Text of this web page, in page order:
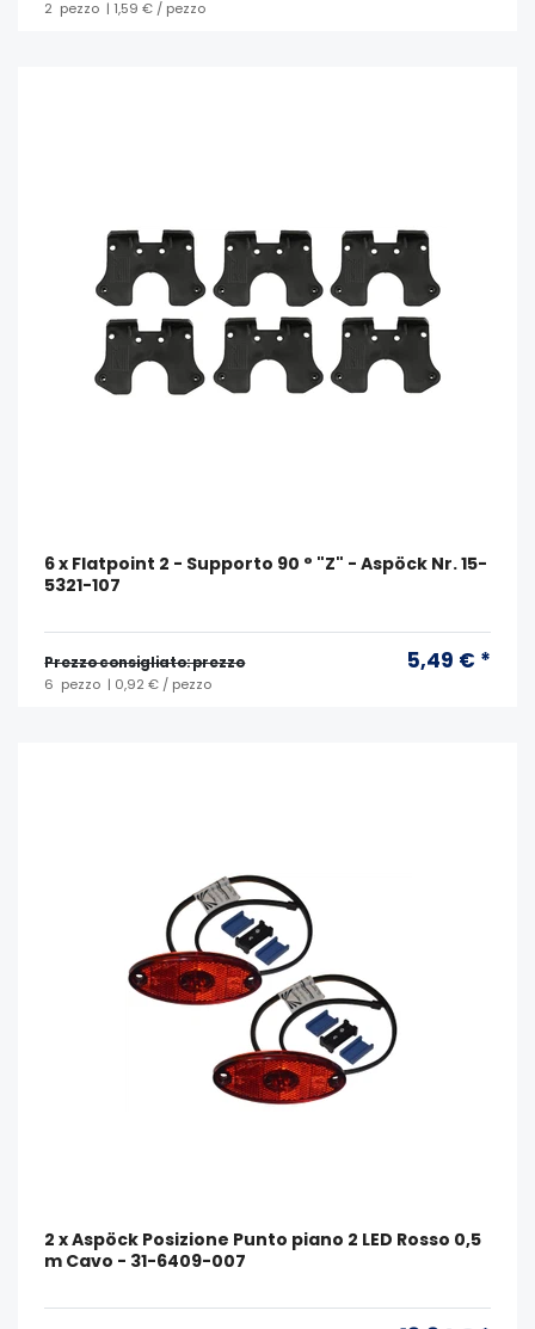
2 pezzo | 1,59 € / pezzo
6 x Flatpoint 2 - Supporto 90 ° "Z" - Aspöck Nr. 15-
5321-107
Prezzo consigliato: prezzo 5,49 € *
6 pezzo | 0,92 € / pezzo
2 x Aspöck Posizione Punto piano 2 LED Rosso 0,5
m Cavo - 31-6409-007